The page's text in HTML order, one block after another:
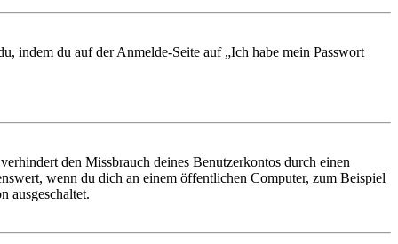
indem du auf der Anmelde-Seite auf „Ich habe mein Passwort
den Missbrauch deines Benutzerkontos durch einen
wenn du dich an einem öffentlichen Computer, zum Beispiel
ausgeschaltet.